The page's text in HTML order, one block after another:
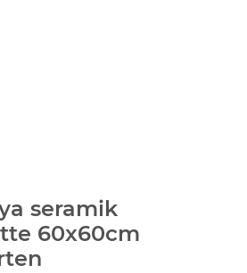
seramik
60x60cm